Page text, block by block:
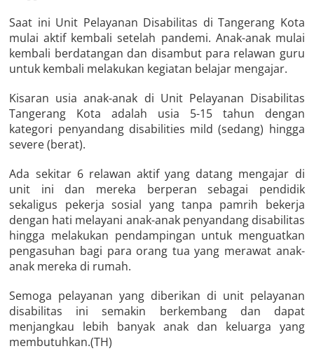
Saat ini Unit Pelayanan Disabilitas di Tangerang Kota
mulai aktif kembali setelah pandemi. Anak-anak mulai
kembali berdatangan dan disambut para relawan guru
untuk kembali melakukan kegiatan belajar mengajar.
Kisaran usia anak-anak di Unit Pelayanan Disabilitas
Tangerang Kota adalah usia 5-15 tahun dengan
kategori penyandang disabilities mild (sedang) hingga
severe (berat).
Ada sekitar 6 relawan aktif yang datang mengajar di
unit ini dan mereka berperan sebagai pendidik
sekaligus pekerja sosial yang tanpa pamrih bekerja
dengan hati melayani anak-anak penyandang disabilitas
hingga melakukan pendampingan untuk menguatkan
pengasuhan bagi para orang tua yang merawat anak-
anak mereka di rumah.
Semoga pelayanan yang diberikan di unit pelayanan
disabilitas ini semakin berkembang dan dapat
menjangkau lebih banyak anak dan keluarga yang
membutuhkan.(TH)